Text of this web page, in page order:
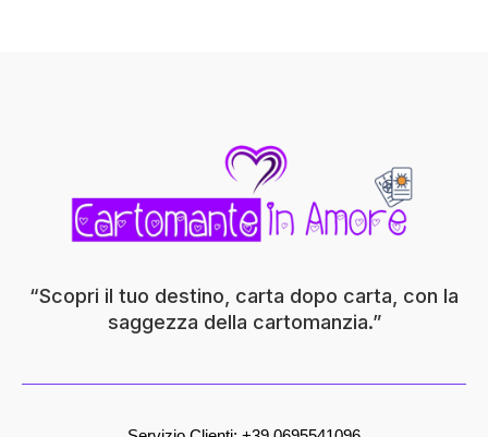
“Scopri il tuo destino, carta dopo carta, con la
saggezza della cartomanzia.”